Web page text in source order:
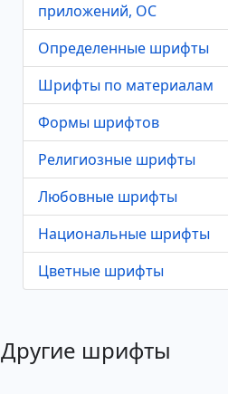
приложений, ОС
Определенные шрифты
Шрифты по материалам
Формы шрифтов
Религиозные шрифты
Любовные шрифты
Национальные шрифты
Цветные шрифты
Другие шрифты